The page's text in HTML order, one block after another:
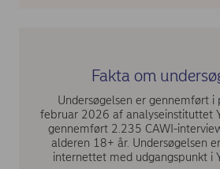
Fakta om
Undersøgelsen er gennemført i
februar 2026 af analyseinstituttet
gennemført 2.235 CAWI-
alderen 18+ år. Undersøgelsen
internettet med udgangspunkt i